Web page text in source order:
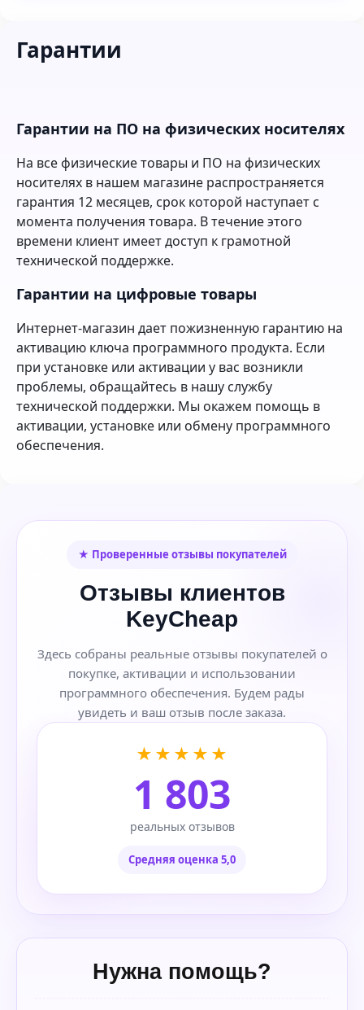
Гарантии
Гарантии на ПО на физических носителях
На все физические товары и ПО на физических
носителях в нашем магазине распространяется
гарантия 12 месяцев, срок которой наступает с
момента получения товара. В течение этого
времени клиент имеет доступ к грамотной
технической поддержке.
Гарантии на цифровые товары
Интернет-магазин дает пожизненную гарантию на
активацию ключа программного продукта. Если
при установке или активации у вас возникли
проблемы, обращайтесь в нашу службу
технической поддержки. Мы окажем помощь в
активации, установке или обмену программного
обеспечения.
★ Проверенные отзывы покупателей
Отзывы клиентов
KeyCheap
Здесь собраны реальные отзывы покупателей о
покупке, активации и использовании
программного обеспечения. Будем рады
увидеть и ваш отзыв после заказа.
★★★★★
1 803
реальных отзывов
Средняя оценка 5,0
Нужна помощь?